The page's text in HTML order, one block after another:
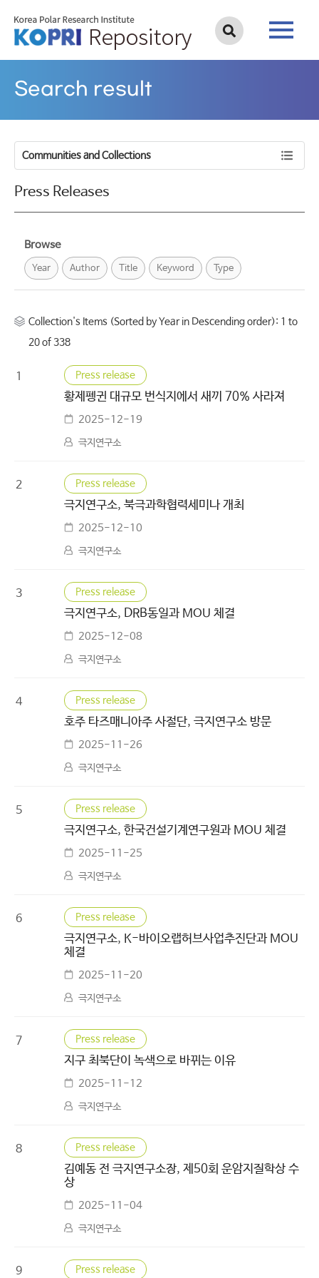
Search result
Communities and Collections
Press Releases
Browse
Year Author Title Keyword Type
Collection's Items (Sorted by Year in Descending order): 1 to
20 of 338
1 Press release
황제펭귄 대규모 번식지에서 새끼 70% 사라져
2025-12-19
극지연구소
2 Press release
극지연구소, 북극과학협력세미나 개최
2025-12-10
극지연구소
3 Press release
극지연구소, DRB동일과 MOU 체결
2025-12-08
극지연구소
4 Press release
호주 타즈매니아주 사절단, 극지연구소 방문
2025-11-26
극지연구소
5 Press release
극지연구소, 한국건설기계연구원과 MOU 체결
2025-11-25
극지연구소
6 Press release
극지연구소, K-바이오랩허브사업추진단과 MOU
체결
2025-11-20
극지연구소
7 Press release
지구 최북단이 녹색으로 바뀌는 이유
2025-11-12
극지연구소
8 Press release
김예동 전 극지연구소장, 제50회 운암지질학상 수
상
2025-11-04
극지연구소
9 Press release